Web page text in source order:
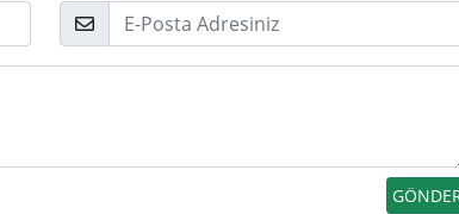
Posta